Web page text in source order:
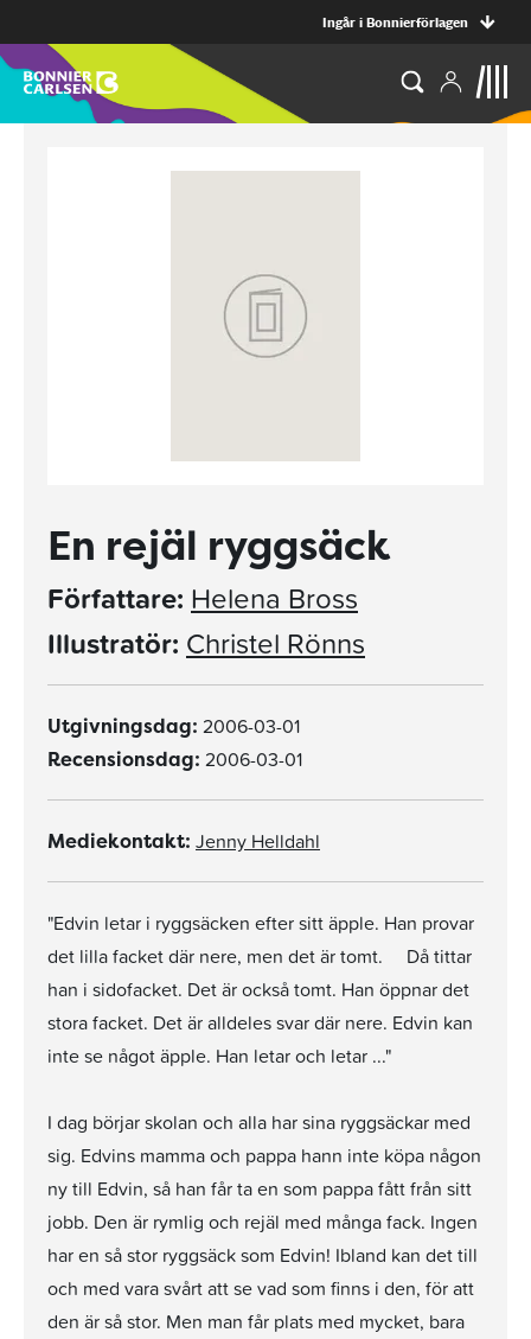
Ingår i Bonnierförlagen
En rejäl ryggsäck
Författare: Helena Bross
Illustratör: Christel Rönns
Utgivningsdag: 2006-03-01
Recensionsdag: 2006-03-01
Mediekontakt: Jenny Helldahl
"Edvin letar i ryggsäcken efter sitt äpple. Han provar
det lilla facket där nere, men det är tomt. Då tittar
han i sidofacket. Det är också tomt. Han öppnar det
stora facket. Det är alldeles svar där nere. Edvin kan
inte se något äpple. Han letar och letar ..."
I dag börjar skolan och alla har sina ryggsäckar med
sig. Edvins mamma och pappa hann inte köpa någon
ny till Edvin, så han får ta en som pappa fått från sitt
jobb. Den är rymlig och rejäl med många fack. Ingen
har en så stor ryggsäck som Edvin! Ibland kan det till
och med vara svårt att se vad som finns i den, för att
den är så stor. Men man får plats med mycket, bara